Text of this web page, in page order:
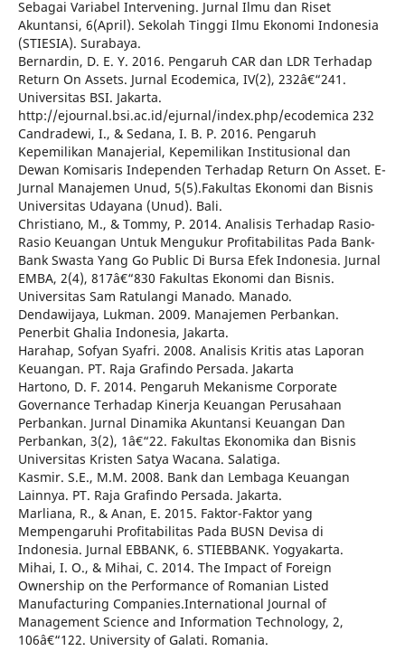
Sebagai Variabel Intervening. Jurnal Ilmu dan Riset
Akuntansi, 6(April). Sekolah Tinggi Ilmu Ekonomi Indonesia
(STIESIA). Surabaya.
Bernardin, D. E. Y. 2016. Pengaruh CAR dan LDR Terhadap
Return On Assets. Jurnal Ecodemica, IV(2), 232â€“241.
Universitas BSI. Jakarta.
http://ejournal.bsi.ac.id/ejurnal/index.php/ecodemica 232
Candradewi, I., & Sedana, I. B. P. 2016. Pengaruh
Kepemilikan Manajerial, Kepemilikan Institusional dan
Dewan Komisaris Independen Terhadap Return On Asset. E-
Jurnal Manajemen Unud, 5(5).Fakultas Ekonomi dan Bisnis
Universitas Udayana (Unud). Bali.
Christiano, M., & Tommy, P. 2014. Analisis Terhadap Rasio-
Rasio Keuangan Untuk Mengukur Profitabilitas Pada Bank-
Bank Swasta Yang Go Public Di Bursa Efek Indonesia. Jurnal
EMBA, 2(4), 817â€“830 Fakultas Ekonomi dan Bisnis.
Universitas Sam Ratulangi Manado. Manado.
Dendawijaya, Lukman. 2009. Manajemen Perbankan.
Penerbit Ghalia Indonesia, Jakarta.
Harahap, Sofyan Syafri. 2008. Analisis Kritis atas Laporan
Keuangan. PT. Raja Grafindo Persada. Jakarta
Hartono, D. F. 2014. Pengaruh Mekanisme Corporate
Governance Terhadap Kinerja Keuangan Perusahaan
Perbankan. Jurnal Dinamika Akuntansi Keuangan Dan
Perbankan, 3(2), 1â€“22. Fakultas Ekonomika dan Bisnis
Universitas Kristen Satya Wacana. Salatiga.
Kasmir. S.E., M.M. 2008. Bank dan Lembaga Keuangan
Lainnya. PT. Raja Grafindo Persada. Jakarta.
Marliana, R., & Anan, E. 2015. Faktor-Faktor yang
Mempengaruhi Profitabilitas Pada BUSN Devisa di
Indonesia. Jurnal EBBANK, 6. STIEBBANK. Yogyakarta.
Mihai, I. O., & Mihai, C. 2014. The Impact of Foreign
Ownership on the Performance of Romanian Listed
Manufacturing Companies.International Journal of
Management Science and Information Technology, 2,
106â€“122. University of Galati. Romania.